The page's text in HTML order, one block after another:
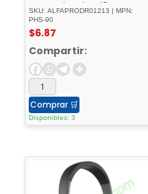
consoleWired3.5mm -
w/Mic - ARCUS90T
SKU: ALFAPRODR01213 | MPN:
PHS-90
$6.87
Compartir:
Comprar 🛒
Disponibles: 3